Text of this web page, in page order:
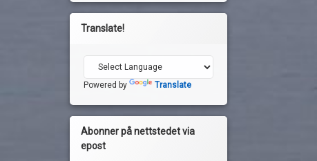
Translate!
Powered by Translate
Abonner på nettstedet via
epost